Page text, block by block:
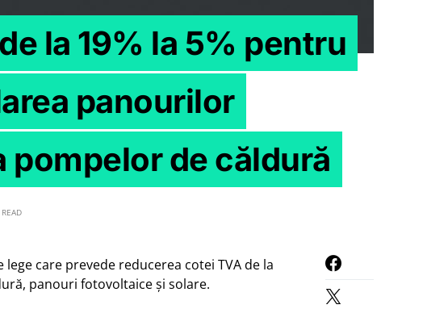
la 19% la 5% pentru
panourilor
de căldură
care prevede reducerea cotei TVA de la
panouri fotovoltaice şi solare.